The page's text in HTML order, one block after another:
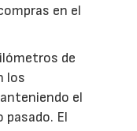
en el
de
los
el
El